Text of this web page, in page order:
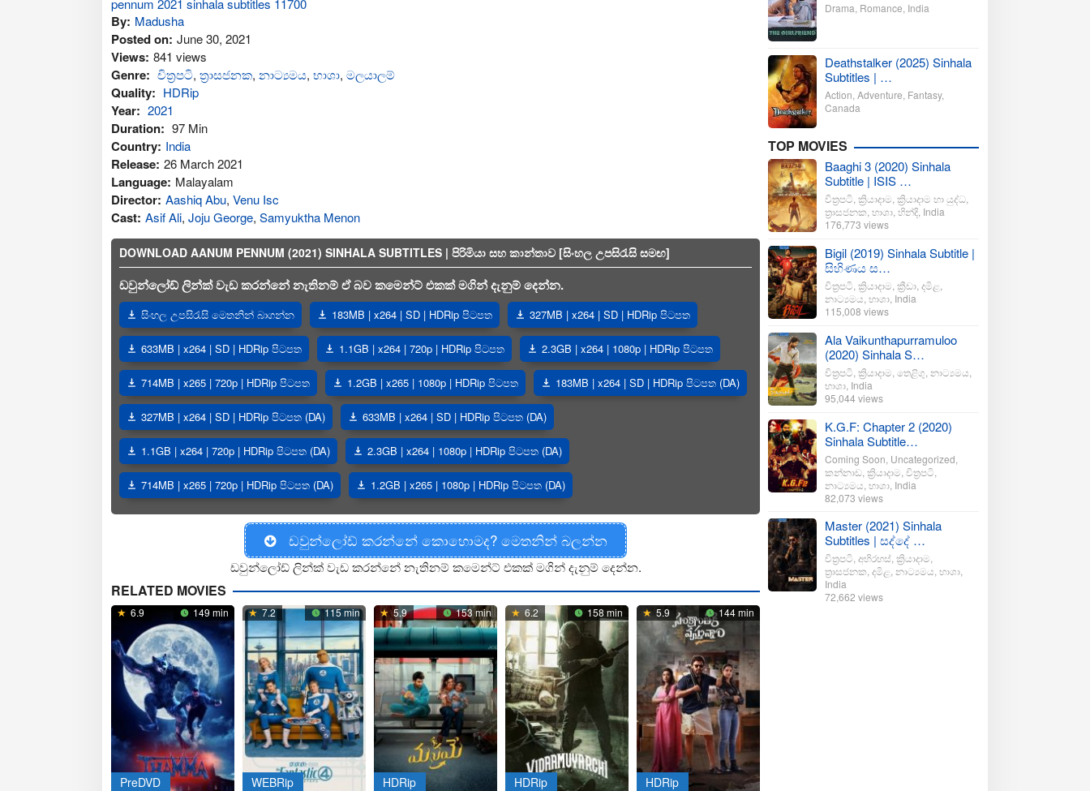
By: Madusha
Posted on: June 30, 2021
Views: 841 views
Genre: චිත්‍රපටි, ත්‍රාසජනක, නාට්‍යමය, භාශා, මලයාලම්
Quality: HDRip
Year: 2021
Duration: 97 Min
Country: India
Release: 26 March 2021
Language: Malayalam
Director: Aashiq Abu, Venu Isc
Cast: Asif Ali, Joju George, Samyuktha Menon
DOWNLOAD AANUM PENNUM (2021) SINHALA SUBTITLES | පිරිමියා සහ කාන්තාව [සිංහල උපසිරැසි සමඟ]
ඩවුන්ලෝඩ් ලින්ක් වැඩ කරන්නේ නැතිනම් ඒ බව කමෙන්ට් එකක් මගින් දැනුම් දෙන්න.
සිංහල උපසිරැසි මෙතනින් බාගන්න 183MB | x264 | SD | HDRip පිටපත 327MB | x264 | SD | HDRip පිටපත
633MB | x264 | SD | HDRip පිටපත 1.1GB | x264 | 720p | HDRip පිටපත 2.3GB | x264 | 1080p | HDRip පිටපත
714MB | x265 | 720p | HDRip පිටපත 1.2GB | x265 | 1080p | HDRip පිටපත 183MB | x264 | SD | HDRip පිටපත (DA)
327MB | x264 | SD | HDRip පිටපත (DA) 633MB | x264 | SD | HDRip පිටපත (DA)
1.1GB | x264 | 720p | HDRip පිටපත (DA) 2.3GB | x264 | 1080p | HDRip පිටපත (DA)
714MB | x265 | 720p | HDRip පිටපත (DA) 1.2GB | x265 | 1080p | HDRip පිටපත (DA)
ඩවුන්ලෝඩ් කරන්නේ කොහොමද? මෙතනින් බලන්න
ඩවුන්ලෝඩ් ලින්ක් වැඩ කරන්නේ නැතිනම් කමෙන්ට් එකක් මගින් දැනුම් දෙන්න.
RELATED MOVIES
6.9 149 min
PreDVD
7.2 115 min
WEBRip
5.9 153 min
HDRip
6.2 158 min
HDRip
5.9 144 min
HDRip
Drama Romance India
Deathstalker (2025) Sinhala
Subtitles | …
Action Adventure Fantasy,
Canada
TOP MOVIES
Baaghi 3 (2020) Sinhala
Subtitle | ISIS …
චිත්‍රපටි ක්‍රියාදාම ක්‍රියාදාම හා යුද්ධ
ත්‍රාසජනක භාශා හින්දි India
176,773 views
Bigil (2019) Sinhala Subtitle |
සිහිණය ස…
චිත්‍රපටි ක්‍රියාදාම ක්‍රීඩා දමිළ
නාට්‍යමය භාශා India
115,008 views
Ala Vaikunthapurramuloo
(2020) Sinhala S…
චිත්‍රපටි ක්‍රියාදාම තෙළිගු නාට්‍යමය
භාශා India
95,044 views
K.G.F: Chapter 2 (2020)
Sinhala Subtitle…
Coming Soon Uncategorized
කන්නාඩ ක්‍රියාදාම චිත්‍රපටි
නාට්‍යමය භාශා India
82,073 views
Master (2021) Sinhala
Subtitles | සද්දේ …
චිත්‍රපටි අභිරහස් ක්‍රියාදාම
ත්‍රාසජනක දමිළ නාට්‍යමය භාශා
India
72,662 views